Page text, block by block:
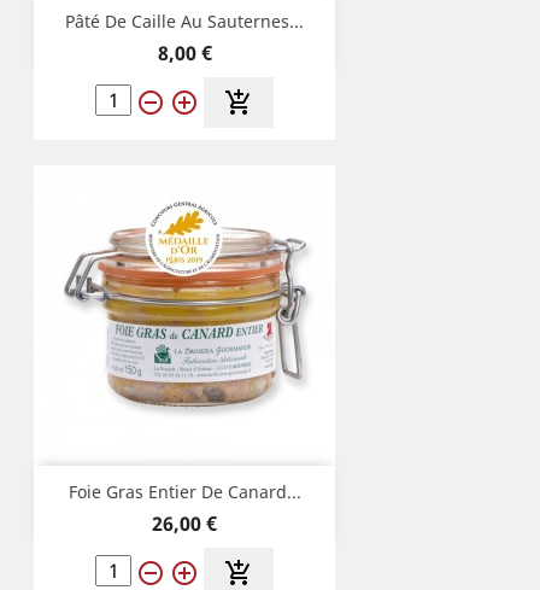
Pâté De Caille Au Sauternes...
Prix
8,00 €
remove_circle_outline add_circle_outline add_shopping_cart
Foie Gras Entier De Canard...
Prix
26,00 €
remove_circle_outline add_circle_outline add_shopping_cart